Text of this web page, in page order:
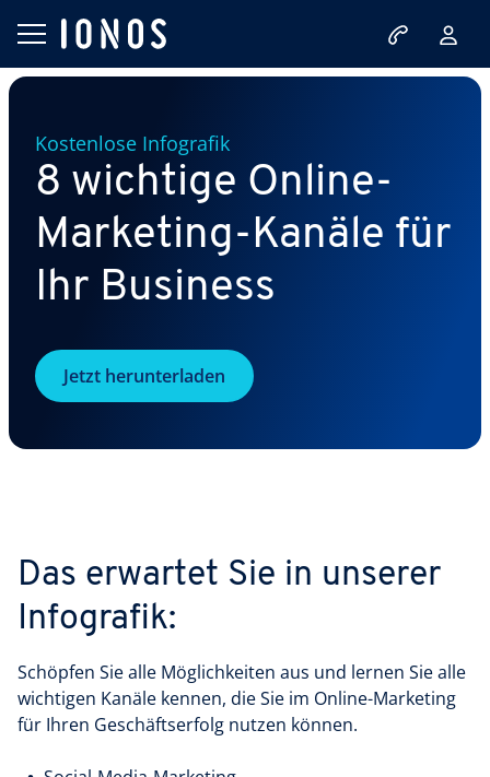
Kostenlose Infografik
8 wichtige Online-
Marketing-Kanäle für
Ihr Business
Jetzt herunterladen
Das erwartet Sie in unserer
Infografik:
Schöpfen Sie alle Möglichkeiten aus und lernen Sie alle
wichtigen Kanäle kennen, die Sie im Online-Marketing
für Ihren Geschäftserfolg nutzen können.